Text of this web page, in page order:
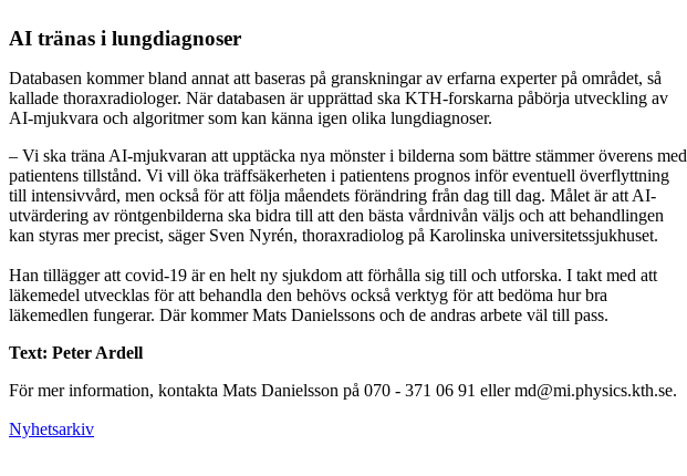
AI tränas i lungdiagnoser
Databasen kommer bland annat att baseras på granskningar av erfarna experter på området, så
kallade thoraxradiologer. När databasen är upprättad ska KTH-forskarna påbörja utveckling av
AI-mjukvara och algoritmer som kan känna igen olika lungdiagnoser.
– Vi ska träna AI-mjukvaran att upptäcka nya mönster i bilderna som bättre stämmer överens med
patientens tillstånd. Vi vill öka träffsäkerheten i patientens prognos inför eventuell överflyttning
till intensivvård, men också för att följa måendets förändring från dag till dag. Målet är att AI-
utvärdering av röntgenbilderna ska bidra till att den bästa vårdnivån väljs och att behandlingen
kan styras mer precist, säger Sven Nyrén, thoraxradiolog på Karolinska universitetssjukhuset.
Han tillägger att covid-19 är en helt ny sjukdom att förhålla sig till och utforska. I takt med att
läkemedel utvecklas för att behandla den behövs också verktyg för att bedöma hur bra
läkemedlen fungerar. Där kommer Mats Danielssons och de andras arbete väl till pass.
Text: Peter Ardell
För mer information, kontakta Mats Danielsson på 070 - 371 06 91 eller md@mi.physics.kth.se.
Nyhetsarkiv